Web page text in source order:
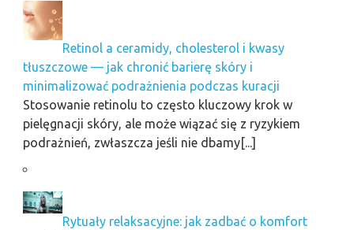
Retinol a ceramidy, cholesterol i kwasy
tłuszczowe — jak chronić barierę skóry i
minimalizować podrażnienia podczas kuracji
Stosowanie retinolu to często kluczowy krok w
pielęgnacji skóry, ale może wiązać się z ryzykiem
podrażnień, zwłaszcza jeśli nie dbamy[...]
Rytuały relaksacyjne: jak zadbać o komfort